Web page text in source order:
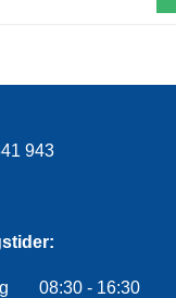
943
08:30 - 16:30